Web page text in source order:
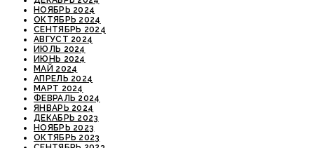
НОЯБРЬ 2024
ОКТЯБРЬ 2024
СЕНТЯБРЬ 2024
АВГУСТ 2024
ИЮЛЬ 2024
ИЮНЬ 2024
МАЙ 2024
АПРЕЛЬ 2024
МАРТ 2024
ФЕВРАЛЬ 2024
ЯНВАРЬ 2024
ДЕКАБРЬ 2023
НОЯБРЬ 2023
ОКТЯБРЬ 2023